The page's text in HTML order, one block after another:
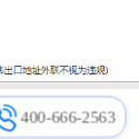
400-666-2563